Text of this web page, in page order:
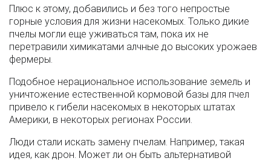
Плюс к этому, добавились и без того непростые
горные условия для жизни насекомых. Только дикие
пчелы могли еще уживаться там, пока их не
перетравили химикатами алчные до высоких урожаев
фермеры.
Подобное нерациональное использование земель и
уничтожение естественной кормовой базы для пчел
привело к гибели насекомых в некоторых штатах
Америки, в некоторых регионах России.
Люди стали искать замену пчелам. Например, такая
идея, как дрон. Может ли он быть альтернативой